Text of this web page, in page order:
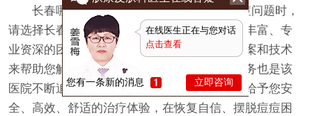
长春哪个医院看痘痘看的好?当您面临痘痘问题时，
请选择长春肤康医院作为选择。这里拥有经验丰富、专
业资深的团队，运用先进设备、个性化治疗方案和技术
来帮助您解决痘痘困扰。同时，关怀体贴的服务也是该
医院不断追求的目标。相信长春肤康医院能够给予您安
全、高效、舒适的治疗体验，在恢复自信、摆脱痘痘困
在线医生正在与您对话
点击查看
您有一条新的消息 立即咨询